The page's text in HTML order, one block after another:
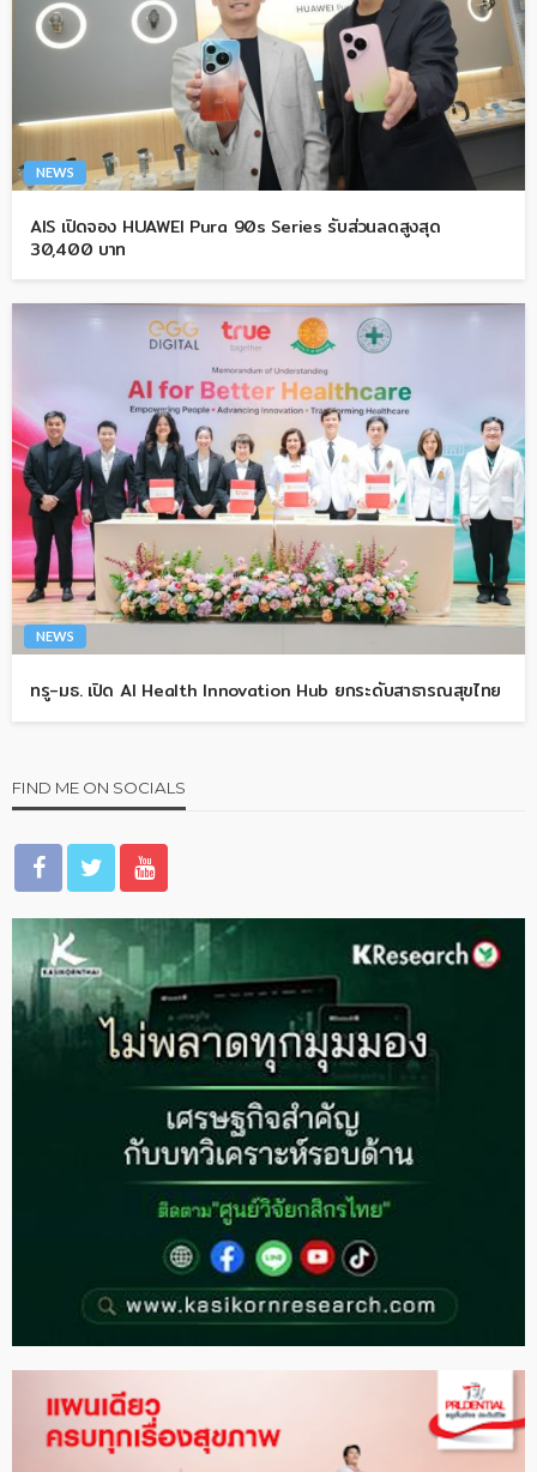
NEWS
AIS เปิดจอง HUAWEI Pura 90s Series รับส่วนลดสูงสุด
30,400 บาท
NEWS
ทรู-มธ. เปิด AI Health Innovation Hub ยกระดับสาธารณสุขไทย
FIND ME ON SOCIALS